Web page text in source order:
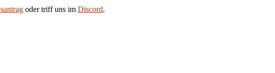
oder triff uns im Discord.